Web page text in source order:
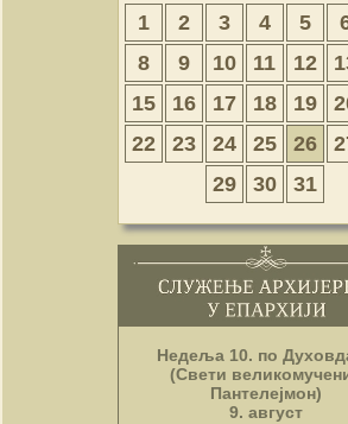
1 2 3 4 5
8
9 10 11 12
15
16 17 18 19
22
23 24 25 26
29
30 31
Недеља 10. по
(Свети
Пантелејмон)
9. август